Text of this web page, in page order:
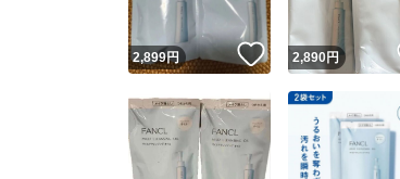
2,899円 いいね！
2,890円